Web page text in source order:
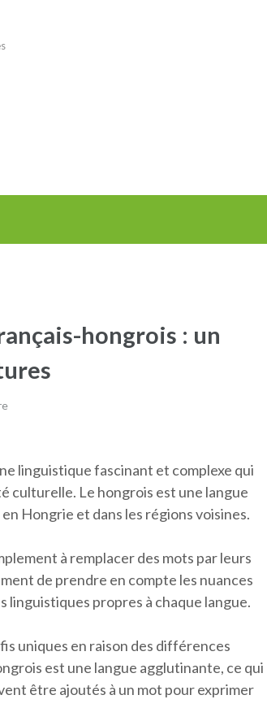
hongrois : un
linguistique fascinant et complexe qui
culturelle. Le hongrois est une langue
Hongrie et dans les régions voisines.
à remplacer des mots par leurs
de prendre en compte les nuances
linguistiques propres à chaque langue.
uniques en raison des différences
est une langue agglutinante, ce qui
être ajoutés à un mot pour exprimer